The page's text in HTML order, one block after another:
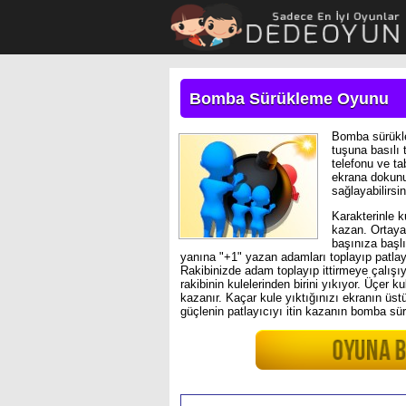
Bomba Sürükleme Oyunu
Bomba
tuşuna
telefonu ve
ekrana
Karakterinle
kazan.
başınıza
yanına "+1" yazan adamları toplayıp
Rakibinizde adam toplayıp ittirmeye
rakibinin kulelerinden birini yıkıyor. Üçer
kazanır. Kaçar kule yıktığınızı ekranın
güçlenin patlayıcıyı itin kazanın bomba